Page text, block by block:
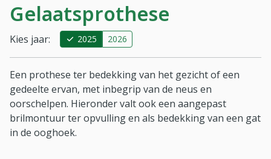
Gelaatsprothese
Kies jaar: 2025 2026
Een prothese ter bedekking van het gezicht of een
gedeelte ervan, met inbegrip van de neus en
oorschelpen. Hieronder valt ook een aangepast
brilmontuur ter opvulling en als bedekking van een gat
in de ooghoek.